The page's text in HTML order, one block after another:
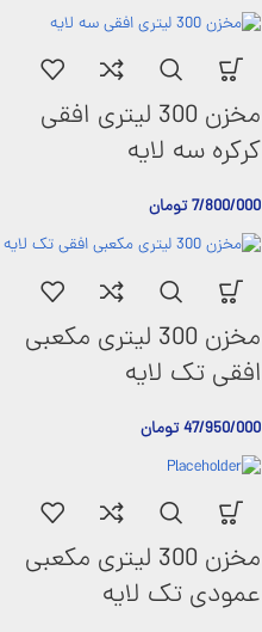
مخزن 300 لیتری افقی
کرکره سه لایه
7/800/000تومان
مخزن 300 لیتری مکعبی
افقی تک لایه
47/950/000تومان
مخزن 300 لیتری مکعبی
عمودی تک لایه